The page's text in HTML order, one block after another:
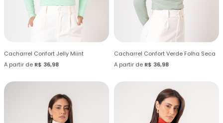
Cacharrel Confort Jelly Miint
A partir de R$ 36,98
Cacharrel Confort Verde Folha Seca
A partir de R$ 36,98